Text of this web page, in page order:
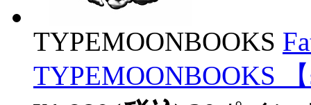
TYPEMOONBOOKS
TYPEMOONBOOKS